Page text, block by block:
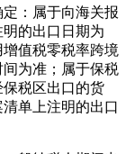
：属于向海关报
的出口日期为
值税零税率跨境
为准；属于保税
税区出口的货
单上注明的出口